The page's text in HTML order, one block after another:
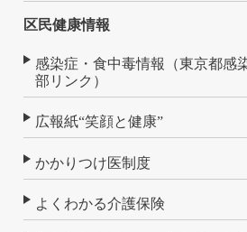
区民健康情報
感染症・食中毒情報（東京都感
部リンク）
広報紙“笑顔と健康”
かかりつけ医制度
よくわかる介護保険